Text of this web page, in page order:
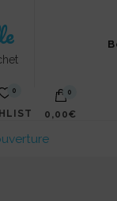
0 0
0,00€